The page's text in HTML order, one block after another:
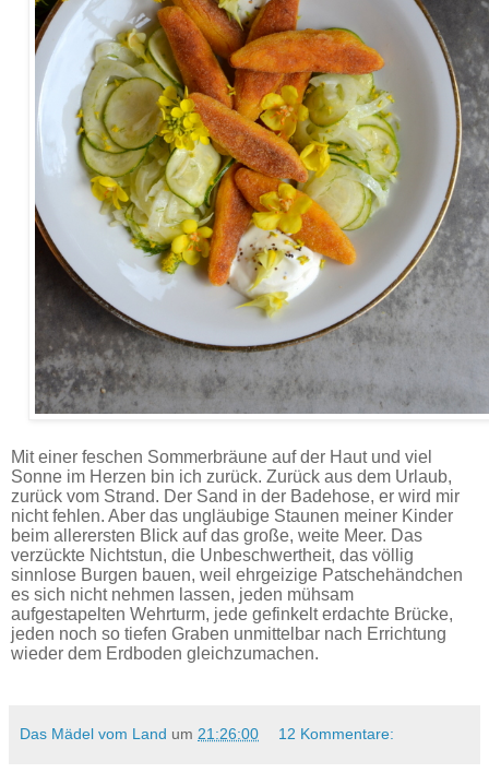
Mit einer feschen Sommerbräune auf der Haut und viel
Sonne im Herzen bin ich zurück. Zurück aus dem Urlaub,
zurück vom Strand. Der Sand in der Badehose, er wird mir
nicht fehlen. Aber das ungläubige Staunen meiner Kinder
beim allerersten Blick auf das große, weite Meer. Das
verzückte Nichtstun, die Unbeschwertheit, das völlig
sinnlose Burgen bauen, weil ehrgeizige Patschehändchen
es sich nicht nehmen lassen, jeden mühsam
aufgestapelten Wehrturm, jede gefinkelt erdachte Brücke,
jeden noch so tiefen Graben unmittelbar nach Errichtung
wieder dem Erdboden gleichzumachen.
Das Mädel vom Land um 21:26:00 12 Kommentare: